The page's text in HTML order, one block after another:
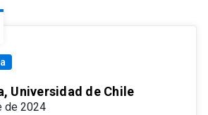
Universidad de Chile
de 2024